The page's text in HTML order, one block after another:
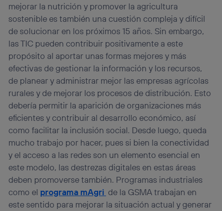
mejorar la nutrición y promover la agricultura
sostenible es también una cuestión compleja y difícil
de solucionar en los próximos 15 años. Sin embargo,
las TIC pueden contribuir positivamente a este
propósito al aportar unas formas mejores y más
efectivas de gestionar la información y los recursos,
de planear y administrar mejor las empresas agrícolas
rurales y de mejorar los procesos de distribución. Esto
debería permitir la aparición de organizaciones más
eficientes y contribuir al desarrollo económico, así
como facilitar la inclusión social. Desde luego, queda
mucho trabajo por hacer, pues si bien la conectividad
y el acceso a las redes son un elemento esencial en
este modelo, las destrezas digitales en estas áreas
deben promoverse también. Programas industriales
como el programa mAgri de la GSMA trabajan en
este sentido para mejorar la situación actual y generar